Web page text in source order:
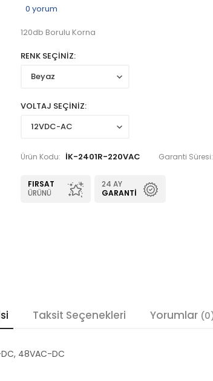
0 yorum
120db Borulu Korna
RENK SEÇİNİZ
VOLTAJ SEÇİNİZ
Ürün Kodu: İK-2401R-220VAC Garanti Süresi:
FIRSAT
ÜRÜNÜ
24 AY
GARANTI
Taksit Seçenekleri Yorumlar
DC, 48VAC-DC